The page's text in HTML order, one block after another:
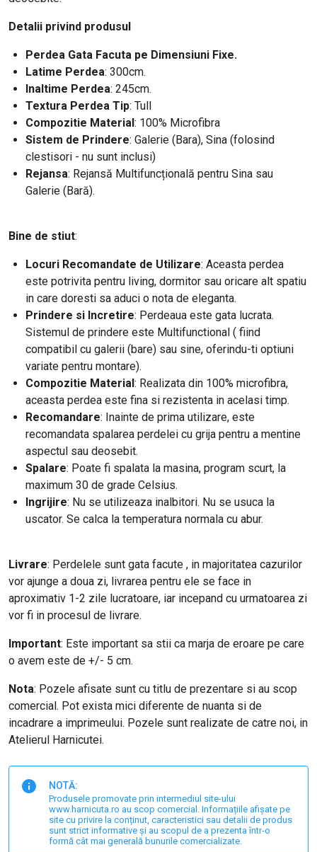
Detalii privind produsul
Perdea Gata Facuta pe Dimensiuni Fixe.
Latime Perdea: 300cm.
Inaltime Perdea: 245cm.
Textura Perdea Tip: Tull
Compozitie Material: 100% Microfibra
Sistem de Prindere: Galerie (Bara), Sina (folosind
clestisori - nu sunt inclusi)
Rejansa: Rejansă Multifuncțională pentru Sina sau
Galerie (Bară).
Bine de stiut:
Locuri Recomandate de Utilizare: Aceasta perdea
este potrivita pentru living, dormitor sau oricare alt spatiu
in care doresti sa aduci o nota de eleganta.
Prindere si Incretire: Perdeaua este gata lucrata.
Sistemul de prindere este Multifunctional ( fiind
compatibil cu galerii (bare) sau sine, oferindu-ti optiuni
variate pentru montare).
Compozitie Material: Realizata din 100% microfibra,
aceasta perdea este fina si rezistenta in acelasi timp.
Recomandare: Inainte de prima utilizare, este
recomandata spalarea perdelei cu grija pentru a mentine
aspectul sau deosebit.
Spalare: Poate fi spalata la masina, program scurt, la
maximum 30 de grade Celsius.
Ingrijire: Nu se utilizeaza inalbitori. Nu se usuca la
uscator. Se calca la temperatura normala cu abur.
Livrare: Perdelele sunt gata facute , in majoritatea cazurilor
vor ajunge a doua zi, livrarea pentru ele se face in
aproximativ 1-2 zile lucratoare, iar incepand cu urmatoarea zi
vor fi in procesul de livrare.
Important: Este important sa stii ca marja de eroare pe care
o avem este de +/- 5 cm.
Nota: Pozele afisate sunt cu titlu de prezentare si au scop
comercial. Pot exista mici diferente de nuanta si de
incadrare a imprimeului. Pozele sunt realizate de catre noi, in
Atelierul Harnicutei.
NOTĂ:
Produsele promovate prin intermediul site-ului
www.harnicuta.ro au scop comercial. Informațiile afișate pe
site cu privire la conținut, caracteristici sau detalii de produs
sunt strict informative și au scopul de a prezenta într-o
formă cât mai generală bunurile comercializate.